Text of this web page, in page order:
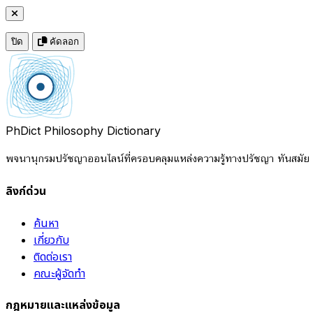
ปิด คัดลอก
PhDict Philosophy Dictionary
พจนานุกรมปรัชญาออนไลน์ที่ครอบคลุมแหล่งความรู้ทางปรัชญา ทันสมัย
ลิงก์ด่วน
ค้นหา
เกี่ยวกับ
ติดต่อเรา
คณะผู้จัดทำ
กฎหมายและแหล่งข้อมูล